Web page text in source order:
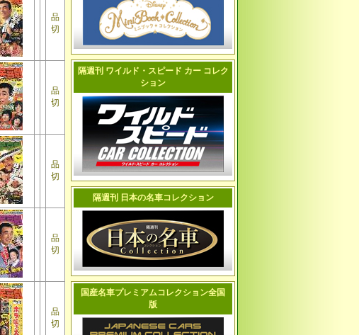
品
切
品
切
品
切
品
切
品
切
隔週刊 ワイルド・スピード カー コレク
ション
隔週刊 日本の名車コレクション
国産名車プレミアムコレクション全国
版